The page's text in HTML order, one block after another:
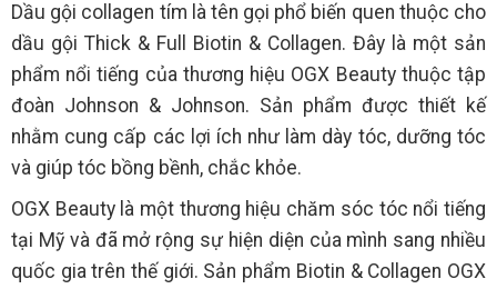
Dầu gội collagen tím là tên gọi phổ biến quen thuộc cho
dầu gội Thick & Full Biotin & Collagen. Đây là một sản
phẩm nổi tiếng của thương hiệu OGX Beauty thuộc tập
đoàn Johnson & Johnson. Sản phẩm được thiết kế
nhằm cung cấp các lợi ích như làm dày tóc, dưỡng tóc
và giúp tóc bồng bềnh, chắc khỏe.
OGX Beauty là một thương hiệu chăm sóc tóc nổi tiếng
tại Mỹ và đã mở rộng sự hiện diện của mình sang nhiều
quốc gia trên thế giới. Sản phẩm Biotin & Collagen OGX